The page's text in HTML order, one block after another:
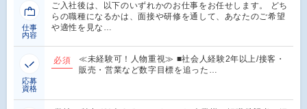
仕事
内容
ご入社後は、以下のいずれかのお仕事をお任せします。 どち
らの職種になるかは、面接や研修を通して、あなたのご希望
や適性を見な…
応募
資格
必須
≪未経験可！人物重視≫ ■社会人経験2年以上/接客・
販売・営業など数字目標を追った…